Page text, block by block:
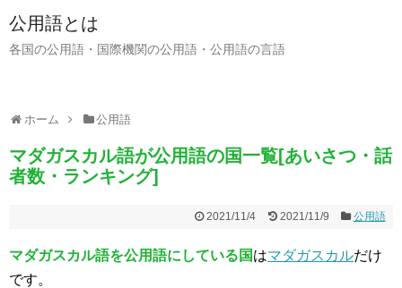
公用語とは
各国の公用語・国際機関の公用語・公用語の言語
ホーム 公用語
マダガスカル語が公用語の国一覧[あいさつ・話
者数・ランキング]
2021/11/4 2021/11/9 公用語
マダガスカル語を公用語にしている国はマダガスカルだけ
です。